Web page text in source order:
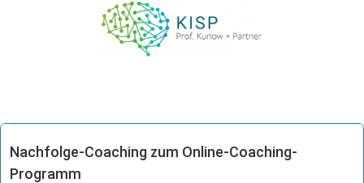
Nachfolge-Coaching zum Online-Coaching-
Programm